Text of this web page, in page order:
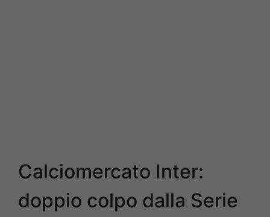
Calciomercato Inter:
doppio colpo dalla Serie